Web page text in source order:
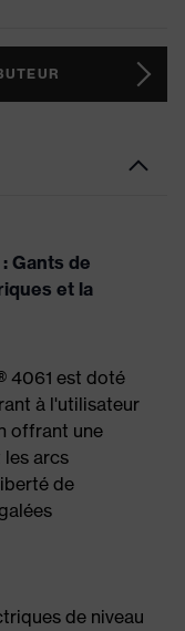
Gants de
et la
4061 est doté
à l'utilisateur
offrant une
arcs
de
de niveau